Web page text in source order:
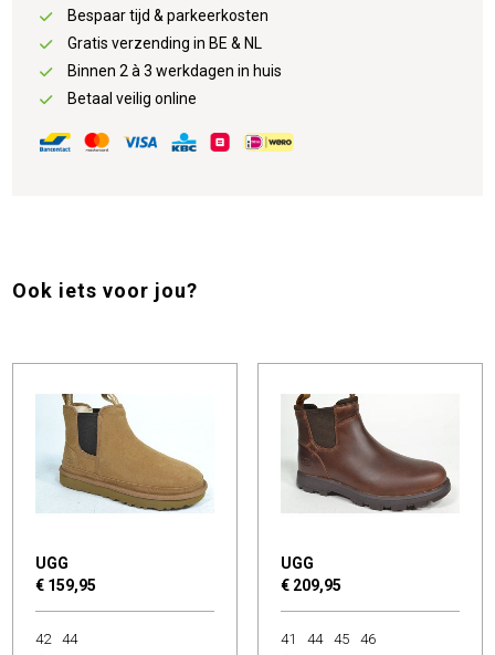
Bespaar tijd & parkeerkosten
Gratis verzending in BE & NL
Binnen 2 à 3 werkdagen in huis
Betaal veilig online
Ook iets voor jou?
UGG
€ 159,95
42 44
UGG
€ 209,95
41 44 45 46